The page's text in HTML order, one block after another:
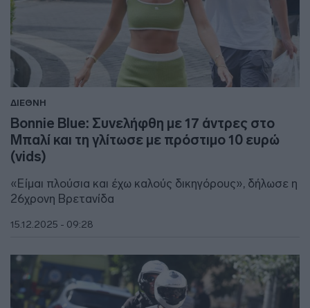
ΔΙΕΘΝΗ
Bonnie Blue: Συνελήφθη με 17 άντρες στο
Μπαλί και τη γλίτωσε με πρόστιμο 10 ευρώ
(vids)
«Είμαι πλούσια και έχω καλούς δικηγόρους», δήλωσε η
26χρονη Βρετανίδα
15.12.2025 - 09:28